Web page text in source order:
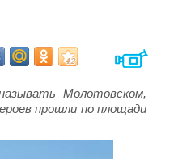
Молотовском,
прошли по площади